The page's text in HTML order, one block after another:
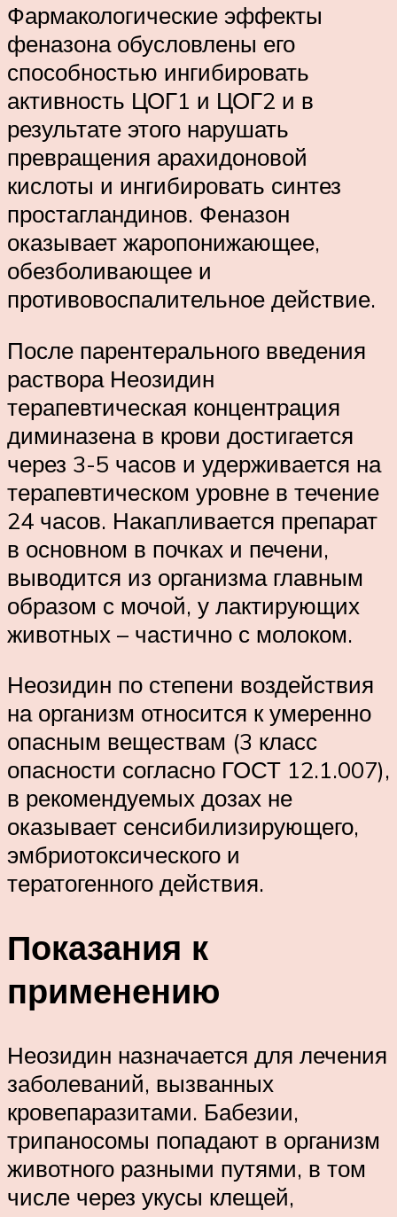
Фармакологические эффекты
феназона обусловлены его
способностью ингибировать
активность ЦОГ1 и ЦОГ2 и в
результате этого нарушать
превращения арахидоновой
кислоты и ингибировать синтез
простагландинов. Феназон
оказывает жаропонижающее,
обезболивающее и
противовоспалительное действие.
После парентерального введения
раствора Неозидин
терапевтическая концентрация
диминазена в крови достигается
через 3-5 часов и удерживается на
терапевтическом уровне в течение
24 часов. Накапливается препарат
в основном в почках и печени,
выводится из организма главным
образом с мочой, у лактирующих
животных – частично с молоком.
Неозидин по степени воздействия
на организм относится к умеренно
опасным веществам (3 класс
опасности согласно ГОСТ 12.1.007),
в рекомендуемых дозах не
оказывает сенсибилизирующего,
эмбриотоксического и
тератогенного действия.
Показания к
применению
Неозидин назначается для лечения
заболеваний, вызванных
кровепаразитами. Бабезии,
трипаносомы попадают в организм
животного разными путями, в том
числе через укусы клещей,